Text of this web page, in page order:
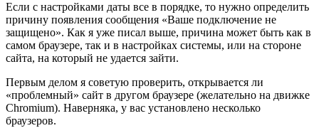
Если с настройками даты все в порядке, то нужно определить
причину появления сообщения «Ваше подключение не
защищено». Как я уже писал выше, причина может быть как в
самом браузере, так и в настройках системы, или на стороне
сайта, на который не удается зайти.
Первым делом я советую проверить, открывается ли
«проблемный» сайт в другом браузере (желательно на движке
Chromium). Наверняка, у вас установлено несколько
браузеров.